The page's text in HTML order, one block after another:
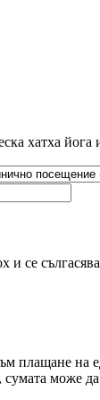
хатха
и се
плащане
може